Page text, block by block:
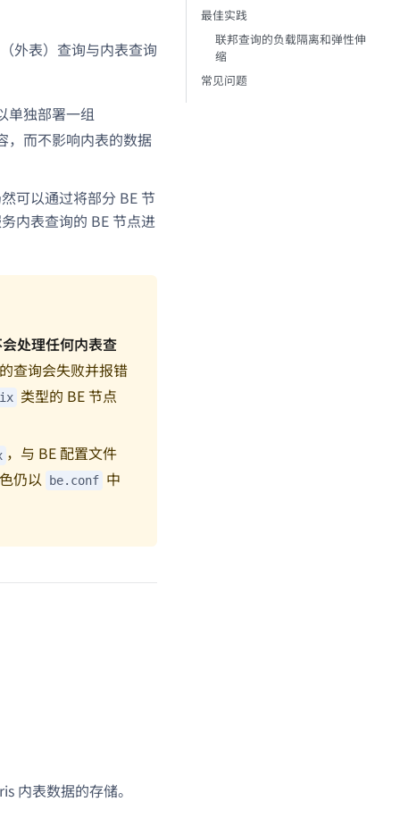
外表）查询与内表查询
单独部署一组
，而不影响内表的数据
可以通过将部分 BE 节
内表查询的 BE 节点进
处理任何内表查
查询会失败并报错
类型的 BE 节点
，与 BE 配置文件
仍以 be.conf 中
内表数据的存储。
最佳实践
联邦查询的负载隔离和弹性伸
缩
常见问题